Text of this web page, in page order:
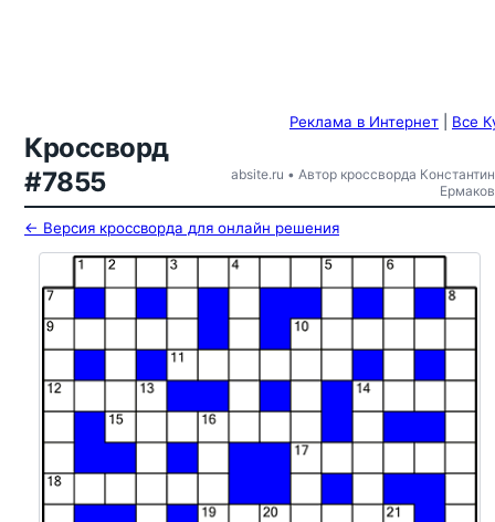
Реклама в Интернет Все
Кроссворд
#7855
absite.ru • Автор кроссворда Константин
Ермаков
← Версия кроссворда для онлайн решения